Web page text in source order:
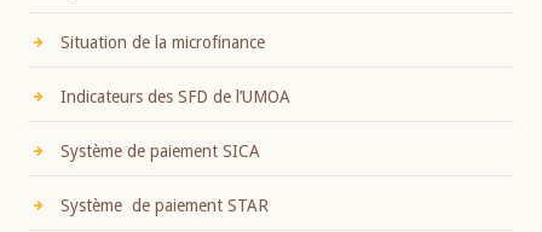
Situation de la microfinance
Indicateurs des SFD de l’UMOA
Système de paiement SICA
Système de paiement STAR